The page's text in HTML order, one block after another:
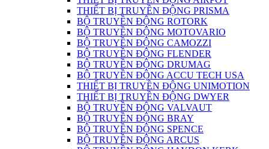
THIẾT BỊ TRUYỀN ĐỘNG PRISMA
BỘ TRUYỀN ĐỘNG ROTORK
BỘ TRUYỀN ĐỘNG MOTOVARIO
BỘ TRUYỀN ĐỘNG CAMOZZI
BỘ TRUYỀN ĐỘNG FLENDER
BỘ TRUYỀN ĐỘNG DRUMAG
BỘ TRUYỀN ĐỘNG ACCU TECH USA
THIẾT BỊ TRUYỀN ĐỘNG UNIMOTION
THIẾT BỊ TRUYỀN ĐỘNG DWYER
BỘ TRUYỀN ĐỘNG VALVAUT
BỘ TRUYỀN ĐỘNG BRAY
BỘ TRUYỀN ĐỘNG SPENCE
BỘ TRUYỀN ĐỘNG ARCUS